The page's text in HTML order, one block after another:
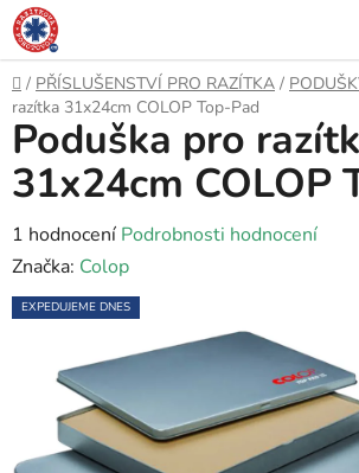
Přejít
na
obsah
Domů
/ PŘÍSLUŠENSTVÍ PRO RAZÍTKA /
razítka 31x24cm COLOP Top-Pad
Poduška pro
31x24cm COLOP
Průměrné
hodnocení
produktu
hvězdiček.
1 hodnocení Podrobnosti hodnocení
Značka: Colop
EXPEDUJEME DNES